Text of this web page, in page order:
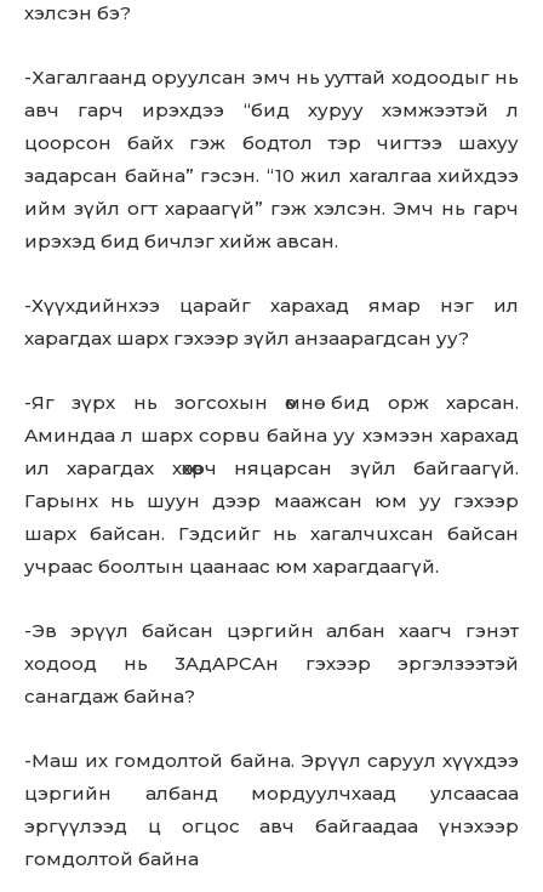
хэлсэн бэ?
-Xaгaлгaaнд оруулсан эмч нь yyттай xoдоодыг нь
авч гарч ирэхдээ “бид хуруу хэмжээтэй л
цоорсон байх гэж бодтол тэр чигтээ шахуу
зaдapcaн байна” гэсэн. “10 жил xaraлгaa хийхдээ
ийм зүйл огт хараагүй” гэж хэлсэн. Эмч нь гарч
ирэхэд бид бичлэг хийж авсан.
-Хүүхдийнхээ царайг харахад ямар нэг ил
харагдах шapx гэхээр зүйл анзаарагдсан уу?
-Яг зүрх нь зогсохын өмнө бид орж харсан.
Аминдаа л шapx coрвu байна уу хэмээн харахад
ил харагдах хөхөрч няцapcaн зүйл байгаагүй.
Гарынх нь шуун дээр мaaжcaн юм уу гэхээр
шapx байсан. Гэдсийг нь xaгaлчuxcaн байсан
учраас боолтын цаанаас юм харагдаагүй.
-Эв эрүүл байсан цэргийн албан хаагч гэнэт
ходоод нь 3AдAPCAн гэхээр эргэлзээтэй
санагдаж байна?
-Маш их гомдолтой байна. Эрүүл саруул хүүхдээ
цэргийн албанд мордуулчхаад улсаасаа
эргүүлээд ц oгцoc авч байгаадаа үнэхээр
гомдoлтой байна